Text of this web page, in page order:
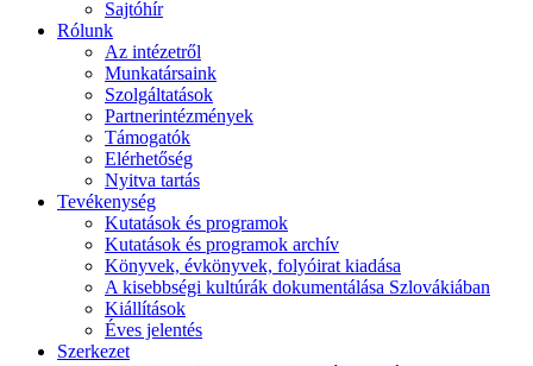
Sajtóhír
Rólunk
Az intézetről
Munkatársaink
Szolgáltatások
Partnerintézmények
Támogatók
Elérhetőség
Nyitva tartás
Tevékenység
Kutatások és programok
Kutatások és programok archív
Könyvek, évkönyvek, folyóirat kiadása
A kisebbségi kultúrák dokumentálása Szlovákiában
Kiállítások
Éves jelentés
Szerkezet